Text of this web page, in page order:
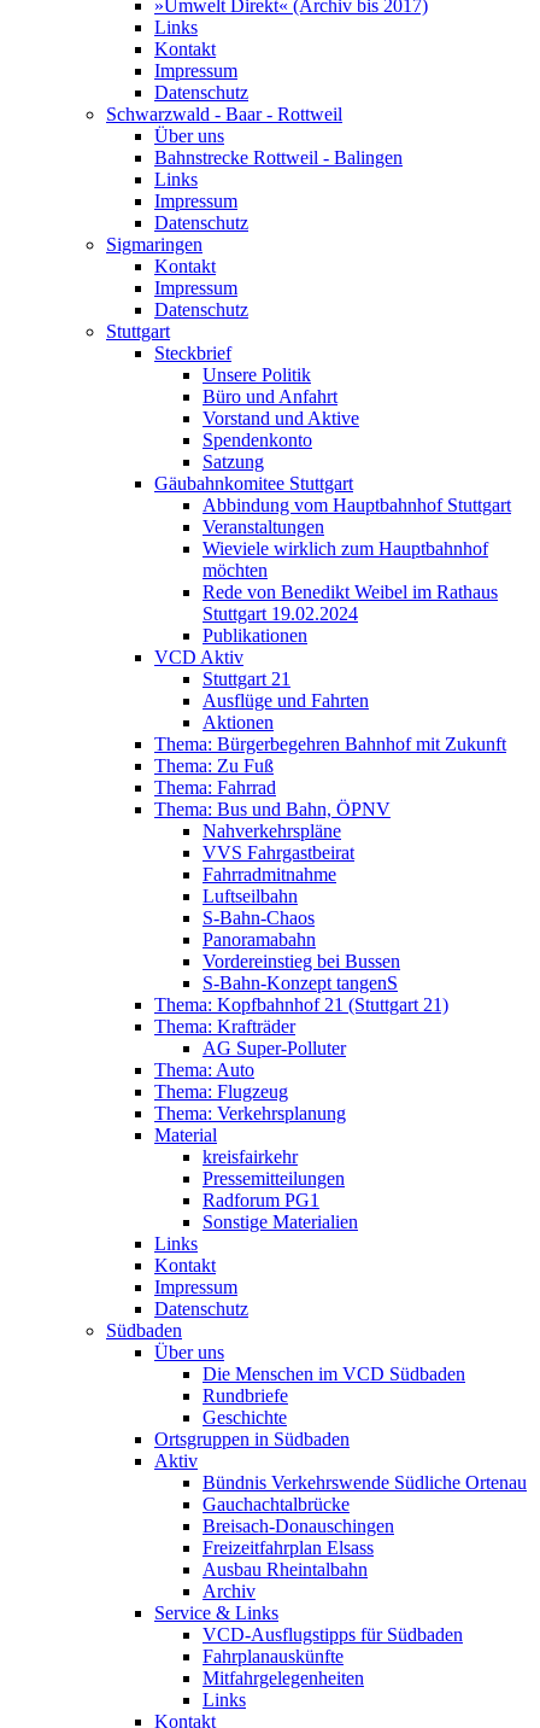
»Umwelt Direkt« (Archiv bis 2017)
Links
Kontakt
Impressum
Datenschutz
Schwarzwald - Baar - Rottweil
Über uns
Bahnstrecke Rottweil - Balingen
Links
Impressum
Datenschutz
Sigmaringen
Kontakt
Impressum
Datenschutz
Stuttgart
Steckbrief
Unsere Politik
Büro und Anfahrt
Vorstand und Aktive
Spendenkonto
Satzung
Gäubahnkomitee Stuttgart
Abbindung vom Hauptbahnhof Stuttgart
Veranstaltungen
Wieviele wirklich zum Hauptbahnhof
möchten
Rede von Benedikt Weibel im Rathaus
Stuttgart 19.02.2024
Publikationen
VCD Aktiv
Stuttgart 21
Ausflüge und Fahrten
Aktionen
Thema: Bürgerbegehren Bahnhof mit Zukunft
Thema: Zu Fuß
Thema: Fahrrad
Thema: Bus und Bahn, ÖPNV
Nahverkehrspläne
VVS Fahrgastbeirat
Fahrradmitnahme
Luftseilbahn
S-Bahn-Chaos
Panoramabahn
Vordereinstieg bei Bussen
S-Bahn-Konzept tangenS
Thema: Kopfbahnhof 21 (Stuttgart 21)
Thema: Krafträder
AG Super-Polluter
Thema: Auto
Thema: Flugzeug
Thema: Verkehrsplanung
Material
kreisfairkehr
Pressemitteilungen
Radforum PG1
Sonstige Materialien
Links
Kontakt
Impressum
Datenschutz
Südbaden
Über uns
Die Menschen im VCD Südbaden
Rundbriefe
Geschichte
Ortsgruppen in Südbaden
Aktiv
Bündnis Verkehrswende Südliche Ortenau
Gauchachtalbrücke
Breisach-Donauschingen
Freizeitfahrplan Elsass
Ausbau Rheintalbahn
Archiv
Service & Links
VCD-Ausflugstipps für Südbaden
Fahrplanauskünfte
Mitfahrgelegenheiten
Links
Kontakt